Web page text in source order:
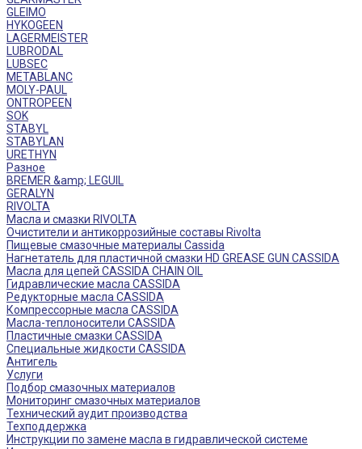
GLEIMO
HYKOGEEN
LAGERMEISTER
LUBRODAL
LUBSEC
METABLANC
MOLY-PAUL
ONTROPEEN
SOK
STABYL
STABYLAN
URETHYN
Разное
BREMER &amp; LEGUIL
GERALYN
RIVOLTA
Масла и смазки RIVOLTA
Очистители и антикоррозийные составы Rivolta
Пищевые смазочные материалы Cassida
Нагнетатель для пластичной смазки HD GREASE GUN CASSIDA
Масла для цепей CASSIDA CHAIN OIL
Гидравлические масла CASSIDA
Редукторные масла CASSIDA
Компрессорные масла CASSIDA
Масла-теплоносители CASSIDA
Пластичные смазки CASSIDA
Специальные жидкости CASSIDA
Антигель
Услуги
Подбор смазочных материалов
Мониторинг смазочных материалов
Технический аудит производства
Техподдержка
Инструкции по замене масла в гидравлической системе